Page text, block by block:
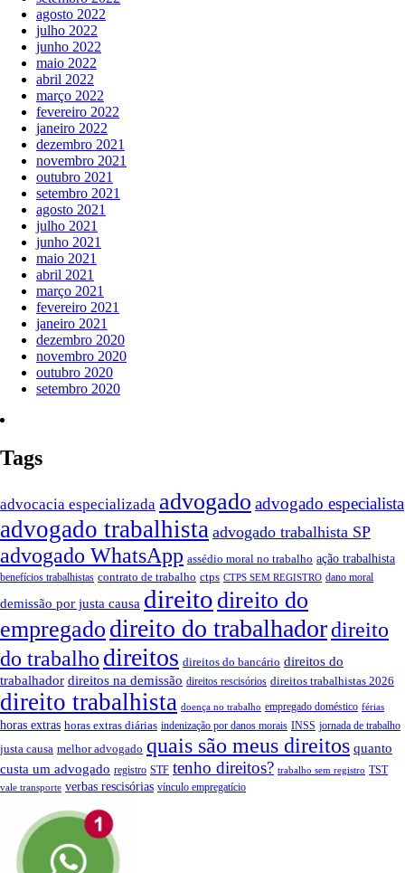
agosto 2022
julho 2022
junho 2022
maio 2022
abril 2022
março 2022
fevereiro 2022
janeiro 2022
dezembro 2021
novembro 2021
outubro 2021
setembro 2021
agosto 2021
julho 2021
junho 2021
maio 2021
abril 2021
março 2021
fevereiro 2021
janeiro 2021
dezembro 2020
novembro 2020
outubro 2020
setembro 2020
Tags
advocacia especializada advogado advogado especialista
advogado trabalhista advogado trabalhista SP
advogado WhatsApp assédio moral no trabalho ação trabalhista
benefícios trabalhistas contrato de trabalho ctps CTPS SEM REGISTRO dano moral
demissão por justa causa direito direito do
empregado direito do trabalhadordireito
do trabalho direitos direitos do bancário direitos do
trabalhador direitos na demissão direitos rescisórios direitos trabalhistas 2026
direito trabalhista doença no trabalho empregado doméstico férias
horas extras horas extras diárias indenização por danos morais INSS jornada de trabalho
justa causa melhor advogado quais são meus direitos quanto
custa um advogado registro STF tenho direitos? trabalho sem registro TST
vale transporte verbas rescisórias vínculo empregatício